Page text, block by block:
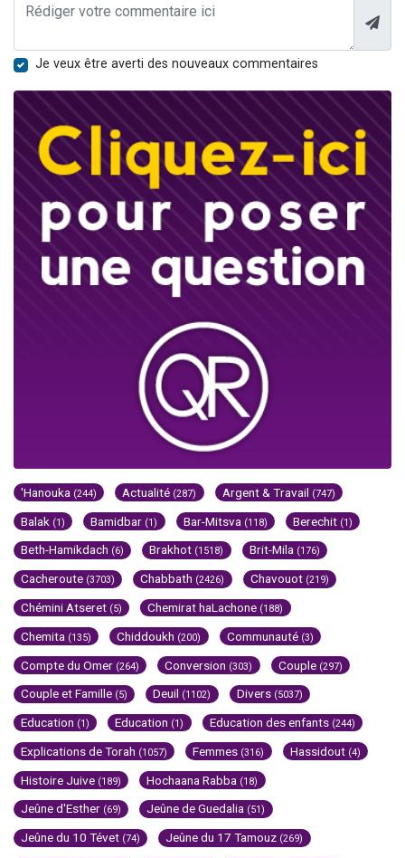
Je veux être averti des nouveaux commentaires
'Hanouka (244) Actualité (287) Argent & Travail (747)
Balak (1) Bamidbar (1) Bar-Mitsva (118) Berechit (1)
Beth-Hamikdach (6) Brakhot (1518) Brit-Mila (176)
Cacheroute (3703) Chabbath (2426) Chavouot (219)
Chémini Atseret (5) Chemirat haLachone (188)
Chemita (135) Chiddoukh (200) Communauté (3)
Compte du Omer (264) Conversion (303) Couple (297)
Couple et Famille (5) Deuil (1102) Divers (5037)
Education (1) Education (1) Education des enfants (244)
Explications de Torah (1057) Femmes (316) Hassidout (4)
Histoire Juive (189) Hochaana Rabba (18)
Jeûne d'Esther (69) Jeûne de Guedalia (51)
Jeûne du 10 Tévet (74) Jeûne du 17 Tamouz (269)